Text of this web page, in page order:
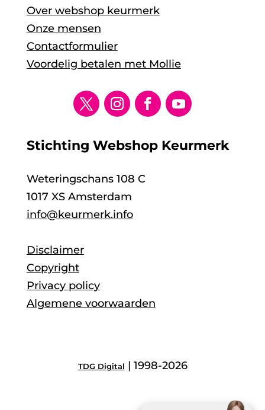
Over webshop keurmerk
Onze mensen
Contactformulier
Voordelig betalen met Mollie
Stichting Webshop Keurmerk
Weteringschans 108 C
1017 XS Amsterdam
info@keurmerk.info
Disclaimer
Copyright
Privacy policy
Algemene voorwaarden
TDG Digital | 1998-2026